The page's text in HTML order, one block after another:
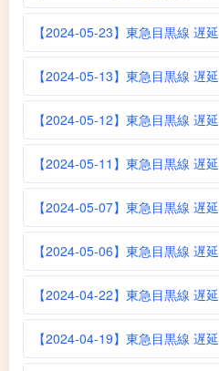
【2024-05-23】東急目黒線 遅延
【2024-05-13】東急目黒線 遅延
【2024-05-12】東急目黒線 遅延
【2024-05-11】東急目黒線 遅延
【2024-05-07】東急目黒線 遅延
【2024-05-06】東急目黒線 遅延
【2024-04-22】東急目黒線 遅延
【2024-04-19】東急目黒線 遅延